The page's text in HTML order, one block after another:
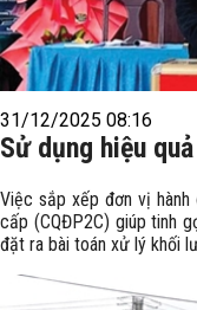
31/12/2025 08:16
Sử dụng hiệu
Việc sắp xếp đơn vị
cấp (CQĐP2C) giúp tinh
đặt ra bài toán xử lý khối